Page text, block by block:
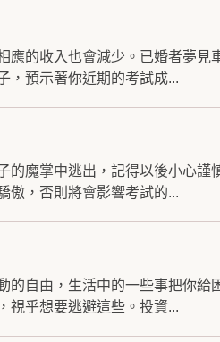
的收入也會減少。已婚者夢見
，預示著你近期的考試成...
魔掌中逃出，記得以後小心謹
傲，否則將會影響考試的...
自由，生活中的一些事把你給
視乎想要逃避這些。投資...